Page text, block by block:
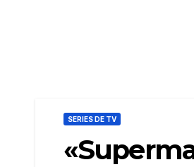
SERIES DE TV